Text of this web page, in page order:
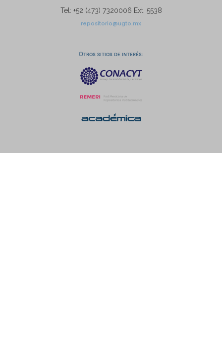
Tel: +52 (473) 7320006 Ext. 5538
repositorio@ugto.mx
Otros sitios de interés: